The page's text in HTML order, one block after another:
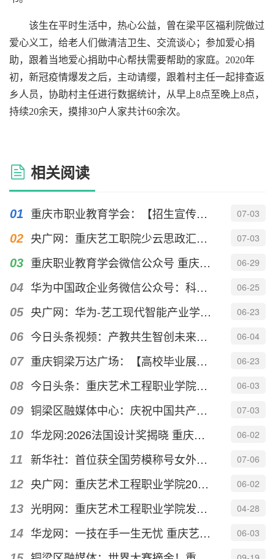
该生在平时生活中，热心公益，曾在梁平区福利院做过
爱心义工，给老人们做清洁卫生、交流谈心；参加爱心捐
助，跟着当地爱心捐助中心帮扶需要帮助的家庭。 2020年
初，新冠疫情爆发之后，主动请缨，跟着村主任一起排查返
乡人员，协助村主任进行数据统计，从早上8点至晚上8点，
持续20余天，摸排30户人家共计60余次。
相关阅读
重庆市职业教育学会：【招生宣传季】重庆艺术工程职业学院 07-03
央广网：重庆艺工职院少云思政汇演“声”入人心 07-03
重庆职业教育学会微信公众号 重庆艺术工程职业学院“三把钥匙”开... 06-29
华为中国政企业务微信公众号：科创赋能 产教协同 | 重庆艺术工程... 06-25
央广网：华为-艺工现代智能产业学院赋能数字人才培养 06-23
今日头条视频：产教共生智创未来——重庆艺术工程职业学院2026年产... 06-04
重庆铜梁万达广场：【高校毕业展】以“境生万象”之名，见证青年设... 06-23
今日头条：重庆艺术工程职业学院启动2026年产教融合活动月 06-03
铜梁区融媒体中心：庆祝中国共产党成立105周年｜重庆艺术工程职业学... 07-03
华龙网:2026法国设计奖揭晓 重庆建筑设计摘得一金一银 06-02
新华社：首位获全国劳模称号女外卖员 “95后”姑娘廖泽萌的“飞驰人生 07-06
央广网：重庆艺术工程职业学院2026产教融合活动月启动 06-02
光明网：重庆艺术工程职业学院发布《邱少云交响组曲》 04-28
华龙网：一技在手一生无忧 重庆艺术工程职业学院艺术教育学院职业... 06-03